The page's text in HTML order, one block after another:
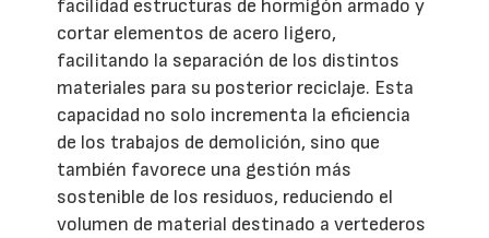
facilidad estructuras de hormigón armado y
cortar elementos de acero ligero,
facilitando la separación de los distintos
materiales para su posterior reciclaje. Esta
capacidad no solo incrementa la eficiencia
de los trabajos de demolición, sino que
también favorece una gestión más
sostenible de los residuos, reduciendo el
volumen de material destinado a vertederos